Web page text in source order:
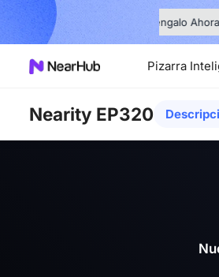
¡Obténgalo Ahora!
Pizarra
Nearity EP320